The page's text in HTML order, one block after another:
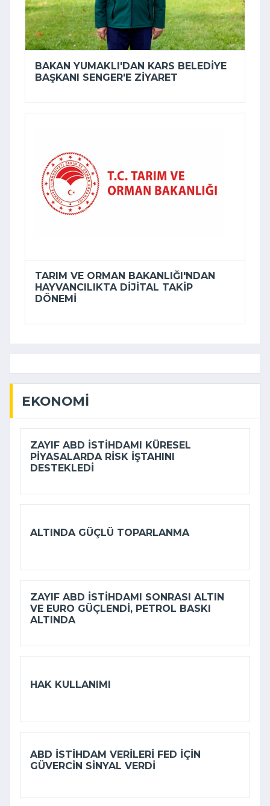
BAKAN YUMAKLI'DAN KARS BELEDIYE
BAŞKANI SENGER'E ZIYARET
TARIM VE ORMAN BAKANLIĞI'NDAN
HAYVANCILIKTA DIJITAL TAKIP
DÖNEMI
EKONOMI
ZAYIF ABD ISTIHDAMI KÜRESEL
PIYASALARDA RISK IŞTAHINI
DESTEKLEDI
ALTINDA GÜÇLÜ TOPARLANMA
ZAYIF ABD ISTIHDAMI SONRASI ALTIN
VE EURO GÜÇLENDI, PETROL BASKI
ALTINDA
HAK KULLANIMI
ABD ISTIHDAM VERILERI FED IÇIN
GÜVERCIN SINYAL VERDI